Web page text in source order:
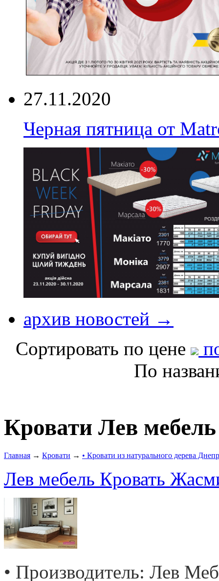
27.11.2020
Черная пятница от
архив новостей →
Сортировать по цене
По
Кровати Лев мебель
Главная → Кровати → • Кровати из натурального дерева Днепр
Лев мебель Кровать
• Производитель: Лев